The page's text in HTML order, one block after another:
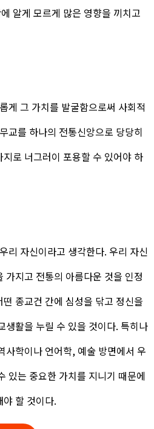
알게 모르게 많은 영향을 끼치고
게 그 가치를 발굴함으로써 사회적
교를 하나의 전통신앙으로 당당히
로 너그러이 포용할 수 있어야 하
리 자신이라고 생각한다. 우리 자신
가지고 전통의 아름다운 것을 인정
종교건 간에 심성을 닦고 정신을
생활을 누릴 수 있을 것이다. 특히나
사학이나 언어학, 예술 방면에서 우
있는 중요한 가치를 지니기 때문에
할 것이다.